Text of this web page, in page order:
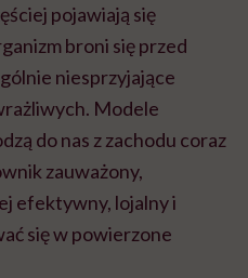
pojawiają się
broni się przed
niesprzyjające
Modele
do nas z zachodu coraz
zauważony,
efektywny, lojalny i
się w powierzone